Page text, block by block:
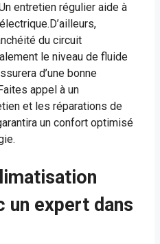
entretien régulier aide à
du circuit
le niveau de fluide
d’une bonne
appel à un
et les réparations de
un confort optimisé
un expert dans